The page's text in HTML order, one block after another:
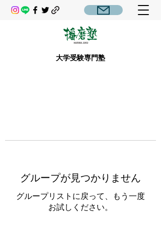
大学受験専門塾
グループが見つかりません
グループリストに戻って、もう一度
お試しください。